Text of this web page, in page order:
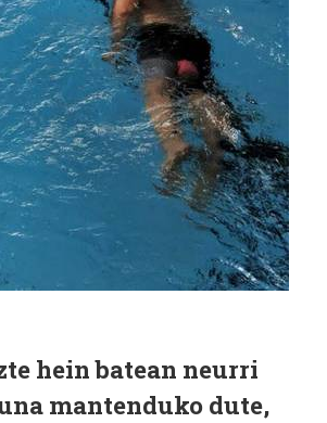
hein batean neurri
mantenduko dute,